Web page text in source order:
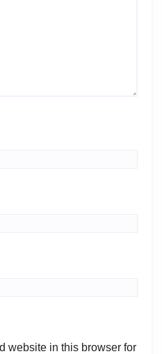
website in this browser for